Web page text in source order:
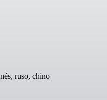
ruso, chino